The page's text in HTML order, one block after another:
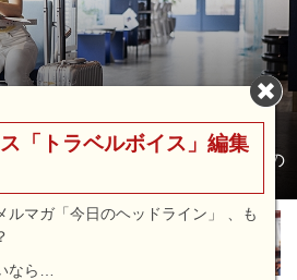
数、2026年6月は前年比3.4％増の
局（速報）
、2026年6月は前年
3カ月連続で前年割
最多 ―日本政府
「トラベルボイス」編集
ルマガ「今日のヘッドライン」 、も
なら…